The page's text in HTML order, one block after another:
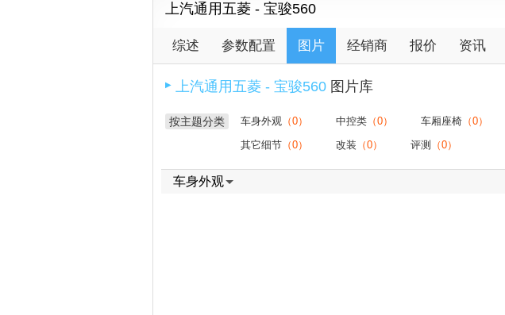
上汽通用五菱 - 宝骏560
综述 参数配置 图片 经销商 报价 资讯
▶ 上汽通用五菱 - 宝骏560 图片库
按主题分类 车身外观 （0） 中控类 （0） 车厢座椅 （0）
其它细节 （0） 改装 （0） 评测 （0）
车身外观